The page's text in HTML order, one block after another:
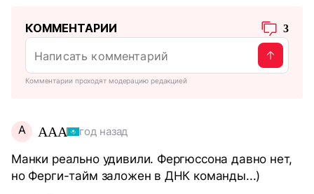
КОММЕНТАРИИ 3
Комментарии проходят модерацию редакцией
A AAA год назад
Манки реально удивили. Фергюссона давно нет,
но Ферги-тайм заложен в ДНК команды...)